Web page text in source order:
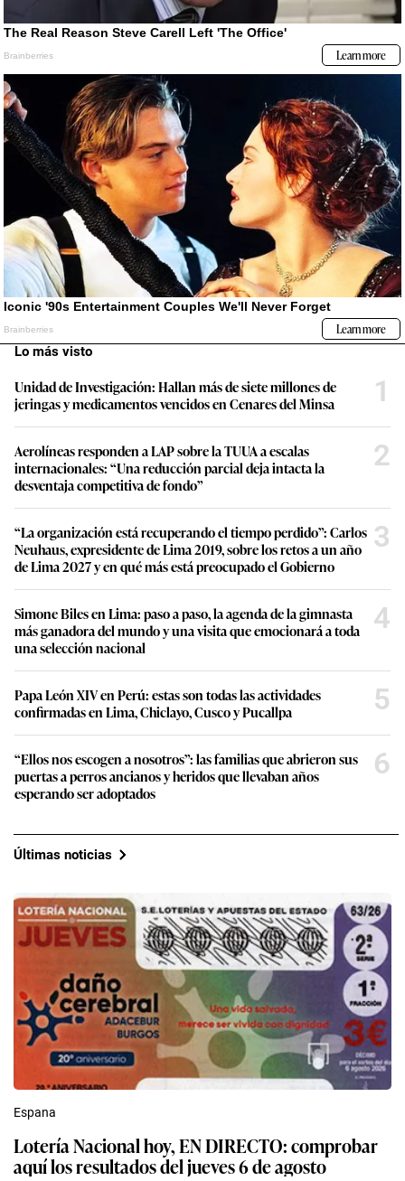
Lo más visto
Unidad de Investigación: Hallan más de siete millones de
jeringas y medicamentos vencidos en Cenares del Minsa
1
Aerolíneas responden a LAP sobre la TUUA a escalas
internacionales: “Una reducción parcial deja intacta la
desventaja competitiva de fondo”
2
“La organización está recuperando el tiempo perdido”: Carlos
Neuhaus, expresidente de Lima 2019, sobre los retos a un año
de Lima 2027 y en qué más está preocupado el Gobierno
3
Simone Biles en Lima: paso a paso, la agenda de la gimnasta
más ganadora del mundo y una visita que emocionará a toda
una selección nacional
4
Papa León XIV en Perú: estas son todas las actividades
confirmadas en Lima, Chiclayo, Cusco y Pucallpa
5
“Ellos nos escogen a nosotros”: las familias que abrieron sus
puertas a perros ancianos y heridos que llevaban años
esperando ser adoptados
6
Últimas noticias
Espana
Lotería Nacional hoy, EN DIRECTO: comprobar
aquí los resultados del jueves 6 de agosto